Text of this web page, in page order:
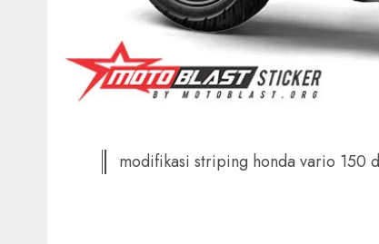
modifikasi striping honda vario 150